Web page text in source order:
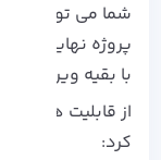
شما می توانید
با بقیه ویرایشگر
از قابلیت های
کرد: